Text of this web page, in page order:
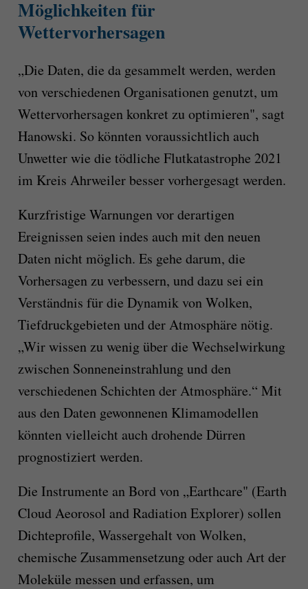
Möglichkeiten für
Wettervorhersagen
„Die Daten, die da gesammelt werden, werden
von verschiedenen Organisationen genutzt, um
Wettervorhersagen konkret zu optimieren", sagt
Hanowski. So könnten voraussichtlich auch
Unwetter wie die tödliche Flutkatastrophe 2021
im Kreis Ahrweiler besser vorhergesagt werden.
Kurzfristige Warnungen vor derartigen
Ereignissen seien indes auch mit den neuen
Daten nicht möglich. Es gehe darum, die
Vorhersagen zu verbessern, und dazu sei ein
Verständnis für die Dynamik von Wolken,
Tiefdruckgebieten und der Atmosphäre nötig.
„Wir wissen zu wenig über die Wechselwirkung
zwischen Sonneneinstrahlung und den
verschiedenen Schichten der Atmosphäre.“ Mit
aus den Daten gewonnenen Klimamodellen
könnten vielleicht auch drohende Dürren
prognostiziert werden.
Die Instrumente an Bord von „Earthcare" (Earth
Cloud Aeorosol and Radiation Explorer) sollen
Dichteprofile, Wassergehalt von Wolken,
chemische Zusammensetzung oder auch Art der
Moleküle messen und erfassen, um